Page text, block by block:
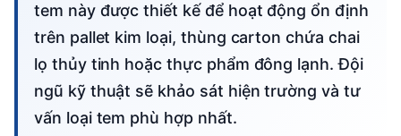
tem này được thiết kế để hoạt động ổn định
trên pallet kim loại, thùng carton chứa chai
lọ thủy tinh hoặc thực phẩm đông lạnh. Đội
ngũ kỹ thuật sẽ khảo sát hiện trường và tư
vấn loại tem phù hợp nhất.